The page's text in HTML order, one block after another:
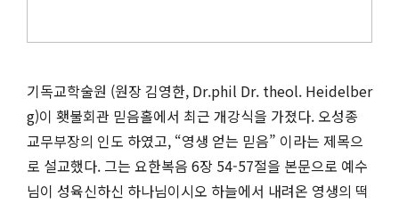
기독교학술원 (원장 김영한, Dr.phil Dr. theol. Heidelber
g)이 횃불회관 믿음홀에서 최근 개강식을 가졌다. 오성종
교무부장의 인도 하였고, “영생 얻는 믿음” 이라는 제목으
로 설교했다. 그는 요한복음 6장 54-57절을 본문으로 예수
님이 성육신하신 하나님이시오 하늘에서 내려온 영생의 떡